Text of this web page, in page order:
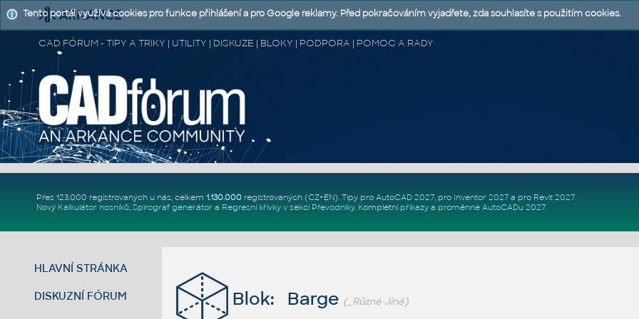
CAD FÓRUM - TIPY A TRIKY | UTILITY | DISKUZE | BLOKY | PODPORA | POMOC A RADY
Přes 123.000 registrovaných u nás, celkem 1.130.000registrovaných (CZ+EN). Tipy pro AutoCAD 2027, pro Inventor 2027a pro Revit 2027.
Nový Kalkulátor nosníků, Spirograf generátor a Regresní křivkyv sekci Převodníky. Kompletní příkazya proměnné AutoCADu 2027.
HLAVNÍ STRÁNKA
DISKUZNÍ FÓRUM Blok: Barge (_Různé-Jiné)
Tento portál využívá cookies pro funkce přihlášení a pro Google reklamy. Před pokračováním vyjadřete, zda souhlasíte s použitím cookies.